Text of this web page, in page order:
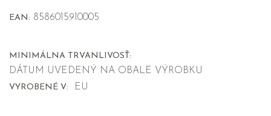
EAN: 8586015910005
MINIMÁLNA TRVANLIVOSŤ:
DÁTUM UVEDENÝ NA OBALE VÝROBKU
VYROBENÉ V: EU